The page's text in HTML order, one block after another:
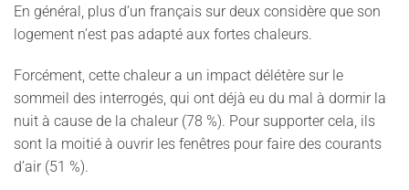
En général, plus d’un français sur deux considère que son
logement n’est pas adapté aux fortes chaleurs.
Forcément, cette chaleur a un impact délétère sur le
sommeil des interrogés, qui ont déjà eu du mal à dormir la
nuit à cause de la chaleur (78 %). Pour supporter cela, ils
sont la moitié à ouvrir les fenêtres pour faire des courants
d’air (51 %).